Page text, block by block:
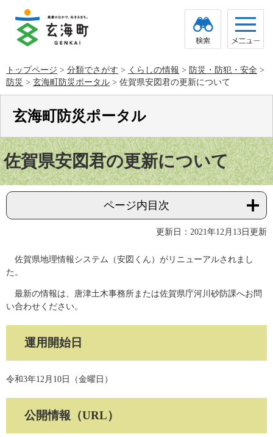
で
す。
ば
し
て
トップページ > 分類でさがす > くらしの情報 > 防災・防犯・安全 >
防災 > 玄海町防災ポータル > 佐賀県安図君の更新について
玄海町防災ポータル
本
文佐賀県安図君の更新について
ページ内目次
更新日：2021年12月13日更新
佐賀県地理情報システム（安図くん）がリニューアルされまし
た。
最新の情報は、唐津土木事務所または佐賀県庁河川砂防課へお問
い合わせください。
運用開始日
令和3年12月10日（金曜日）
公開情報（URL）